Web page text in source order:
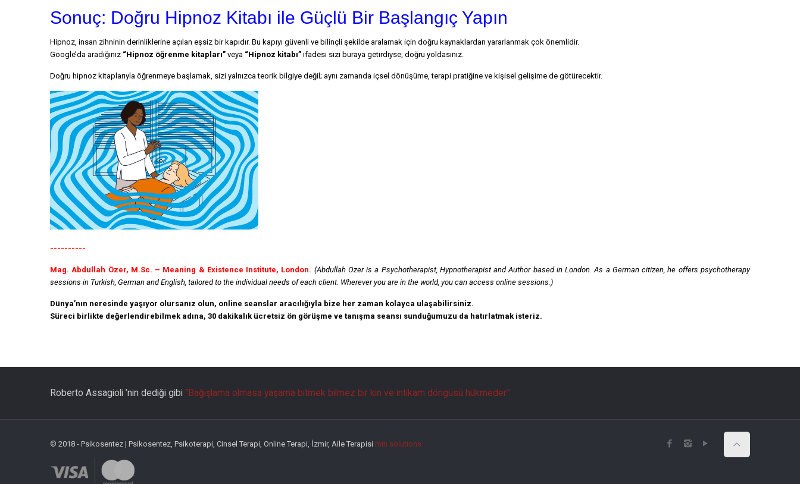
Sonuç: Doğru Hipnoz Kitabı ile Güçlü Bir Başlangıç Yapın
Hipnoz, insan zihninin derinliklerine açılan eşsiz bir kapıdır. Bu kapıyı güvenli ve bilinçli şekilde aralamak için doğru kaynaklardan yararlanmak çok önemlidir.
Google’da aradığınız “Hipnoz öğrenme kitapları” veya “Hipnoz kitabı” ifadesi sizi buraya getirdiyse, doğru yoldasınız.
Doğru hipnoz kitaplarıyla öğrenmeye başlamak, sizi yalnızca teorik bilgiye değil; aynı zamanda içsel dönüşüme, terapi pratiğine ve kişisel gelişime de götürecektir.
----------
Mag. Abdullah Özer, M.Sc. – Meaning & Existence Institute, London. (Abdullah Özer is a Psychotherapist, Hypnotherapist and Author based in London. As a German citizen, he offers psychotherapy
sessions in Turkish, German and English, tailored to the individual needs of each client. Wherever you are in the world, you can access online sessions.)
Dünya’nın neresinde yaşıyor olursanız olun, online seanslar aracılığıyla bize her zaman kolayca ulaşabilirsiniz.
Süreci birlikte değerlendirebilmek adına, 30 dakikalık ücretsiz ön görüşme ve tanışma seansı sunduğumuzu da hatırlatmak isteriz.
Roberto Assagioli ’nin dediği gibi "Bağışlama olmasa yaşama bitmek bilmez bir kin ve intikam döngüsü hükmeder."
© 2018 - Psikosentez | Psikosentez, Psikoterapi, Cinsel Terapi, Online Terapi, İzmir, Aile Terapisi min solutions